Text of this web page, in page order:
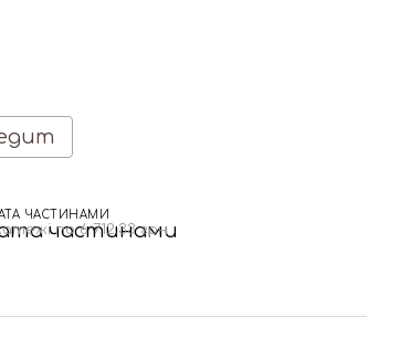
ЧАСТИНАМИ
по 6 712.33 грн